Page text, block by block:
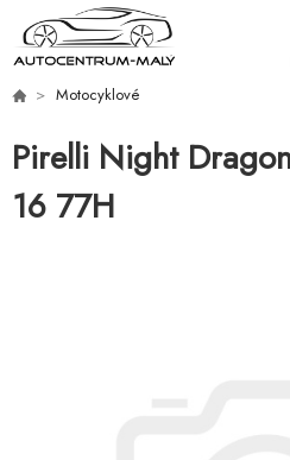
Motocyklové
Pirelli Night
16 77H